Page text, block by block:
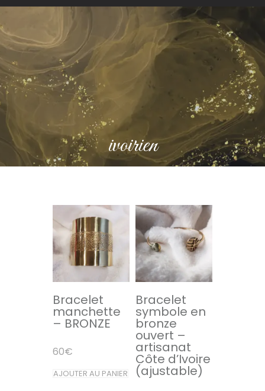
ivoirien
Bracelet
manchette
– BRONZE
60€
AJOUTER AU PANIER
Bracelet
symbole en
bronze
ouvert –
artisanat
Côte d’Ivoire
(ajustable)